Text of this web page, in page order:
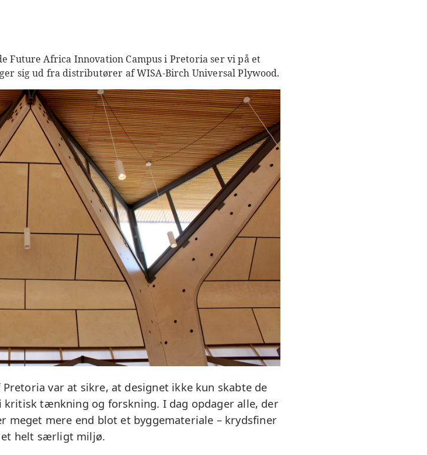
Future Africa Innovation Campus i Pretoria ser vi på et
sig ud fra distributører af WISA-Birch Universal Plywood.
var at sikre, at designet ikke kun skabte de
kritisk tænkning og forskning. I dag opdager alle, der
meget mere end blot et byggemateriale – krydsfiner
et helt særligt miljø.